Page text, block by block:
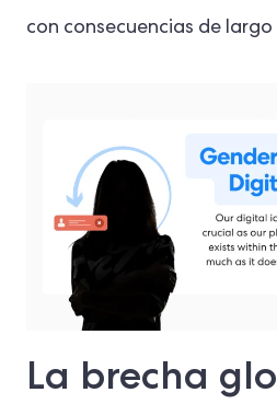
con consecuencias de largo
La brecha